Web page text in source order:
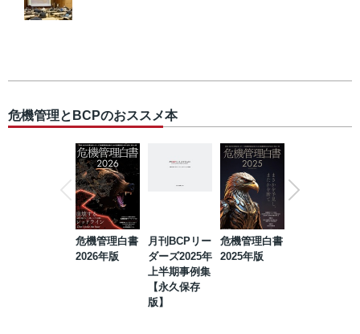
危機管理とBCPのおススメ本
危機管理白書
2026年版
月刊BCPリー
ダーズ2025年
上半期事例集
【永久保存
版】
危機管理白書
2025年版